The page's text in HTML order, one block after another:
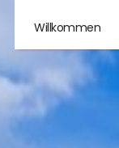
Willkommen